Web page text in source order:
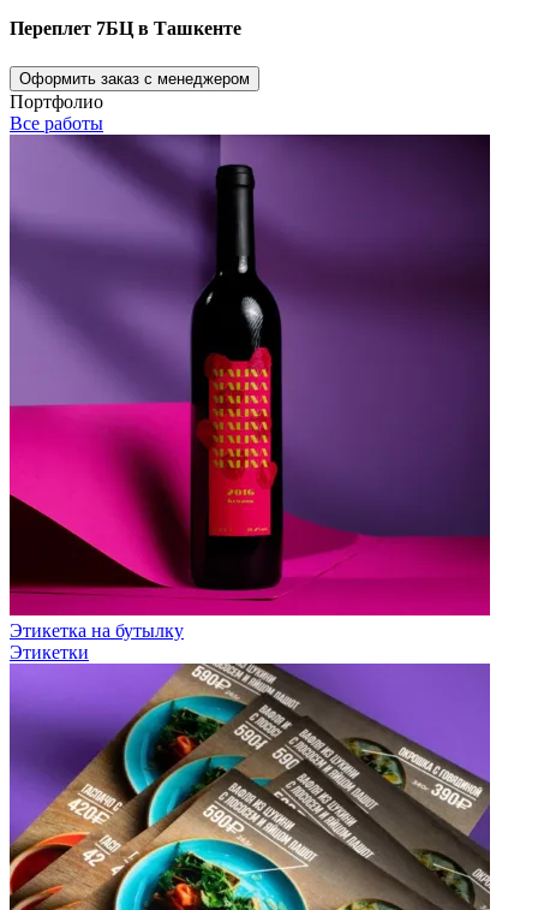
Переплет 7БЦ в Ташкенте
Оформить заказ с менеджером
Портфолио
Все работы
Этикетка на бутылку
Этикетки